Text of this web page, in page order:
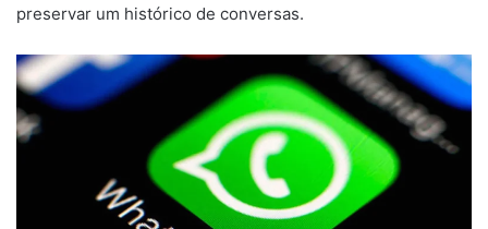
preservar um histórico de conversas.